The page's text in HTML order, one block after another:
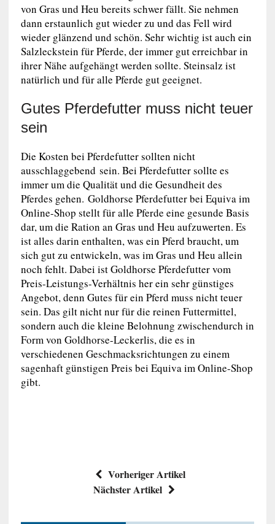
von Gras und Heu bereits schwer fällt. Sie nehmen
dann erstaunlich gut wieder zu und das Fell wird
wieder glänzend und schön. Sehr wichtig ist auch ein
Salzleckstein für Pferde, der immer gut erreichbar in
ihrer Nähe aufgehängt werden sollte. Steinsalz ist
natürlich und für alle Pferde gut geeignet.
Gutes Pferdefutter muss nicht teuer
sein
Die Kosten bei Pferdefutter sollten nicht
ausschlaggebend sein. Bei Pferdefutter sollte es
immer um die Qualität und die Gesundheit des
Pferdes gehen. Goldhorse Pferdefutter bei Equiva im
Online-Shop stellt für alle Pferde eine gesunde Basis
dar, um die Ration an Gras und Heu aufzuwerten. Es
ist alles darin enthalten, was ein Pferd braucht, um
sich gut zu entwickeln, was im Gras und Heu allein
noch fehlt. Dabei ist Goldhorse Pferdefutter vom
Preis-Leistungs-Verhältnis her ein sehr günstiges
Angebot, denn Gutes für ein Pferd muss nicht teuer
sein. Das gilt nicht nur für die reinen Futtermittel,
sondern auch die kleine Belohnung zwischendurch in
Form von Goldhorse-Leckerlis, die es in
verschiedenen Geschmacksrichtungen zu einem
sagenhaft günstigen Preis bei Equiva im Online-Shop
gibt.
Vorheriger Artikel
Nächster Artikel